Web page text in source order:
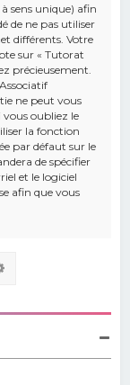
sens unique) afin
de ne pas utiliser
différents. Votre
sur « Tutorat
précieusement.
ne peut vous
oubliez le
la fonction
par défaut sur le
de spécifier
et le logiciel
afin que vous